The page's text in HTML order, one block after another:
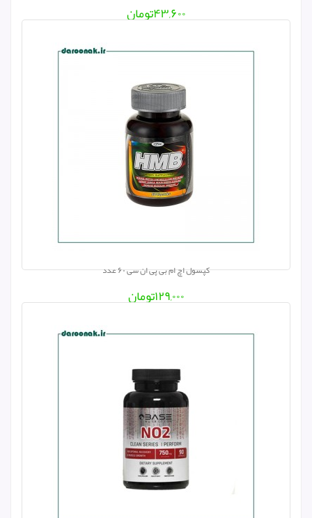
۴۳,۶۰۰تومان
کپسول اچ ام بی پی ان سی ۶۰ عدد
۱۲۹,۰۰۰تومان